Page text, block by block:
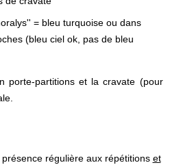
= bleu turquoise ou dans
(bleu ciel ok, pas de bleu
porte-partitions et la cravate (pour
régulière aux répétitions et